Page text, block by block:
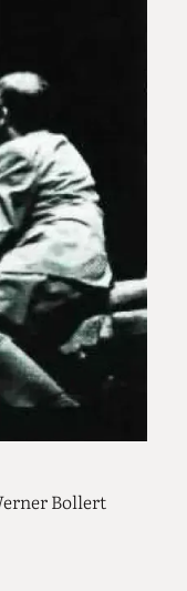
Bollert